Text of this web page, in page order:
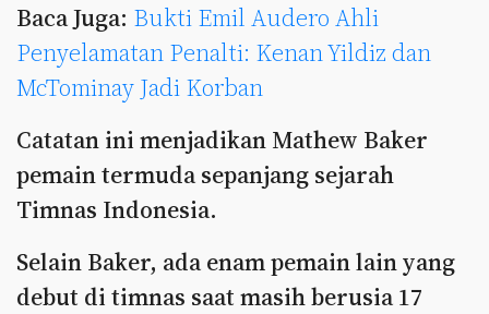
Baca Juga: Bukti Emil Audero Ahli
Penyelamatan Penalti: Kenan Yildiz dan
McTominay Jadi Korban
Catatan ini menjadikan Mathew Baker
pemain termuda sepanjang sejarah
Timnas Indonesia.
Selain Baker, ada enam pemain lain yang
debut di timnas saat masih berusia 17